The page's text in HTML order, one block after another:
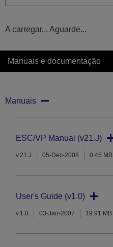
A carregar... Aguarde...
Manuais e documentação
Manuais
ESC/VP Manual (v21.J)
v.21.J 05-Dec-2008 0.45 MB
User's Guide (v1.0)
v.1.0 03-Jan-2007 19.91 MB